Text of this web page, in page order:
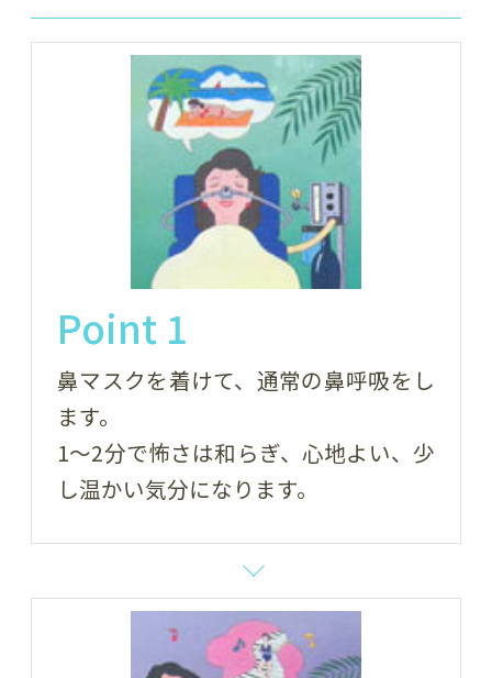
Point 1
鼻マスクを着けて、通常の鼻呼吸をし
ます。
1～2分で怖さは和らぎ、心地よい、少
し温かい気分になります。